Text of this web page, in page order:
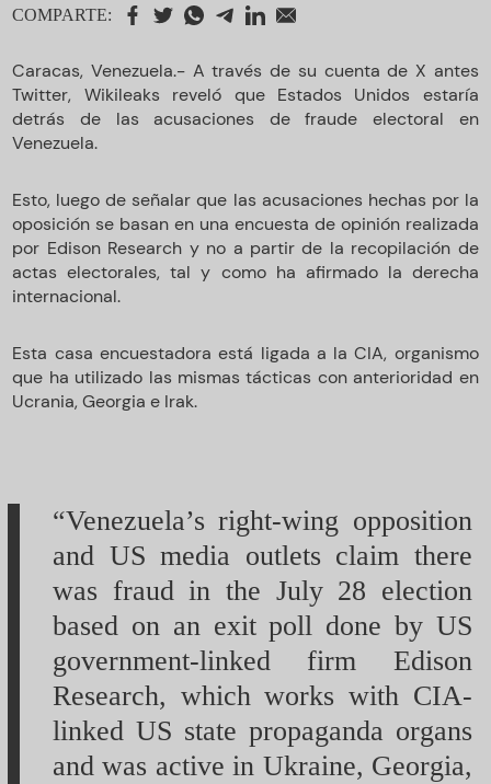
COMPARTE:
Caracas, Venezuela.- A través de su cuenta de X antes
Twitter, Wikileaks reveló que Estados Unidos estaría
detrás de las acusaciones de fraude electoral en
Venezuela.
Esto, luego de señalar que las acusaciones hechas por la
oposición se basan en una encuesta de opinión realizada
por Edison Research y no a partir de la recopilación de
actas electorales, tal y como ha afirmado la derecha
internacional.
Esta casa encuestadora está ligada a la CIA, organismo
que ha utilizado las mismas tácticas con anterioridad en
Ucrania, Georgia e Irak.
“Venezuela’s right-wing opposition
and US media outlets claim there
was fraud in the July 28 election
based on an exit poll done by US
government-linked firm Edison
Research, which works with CIA-
linked US state propaganda organs
and was active in Ukraine, Georgia,